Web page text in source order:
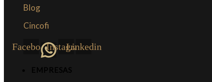
Blog
Cincofi
FacebookInstagram
Linkedin